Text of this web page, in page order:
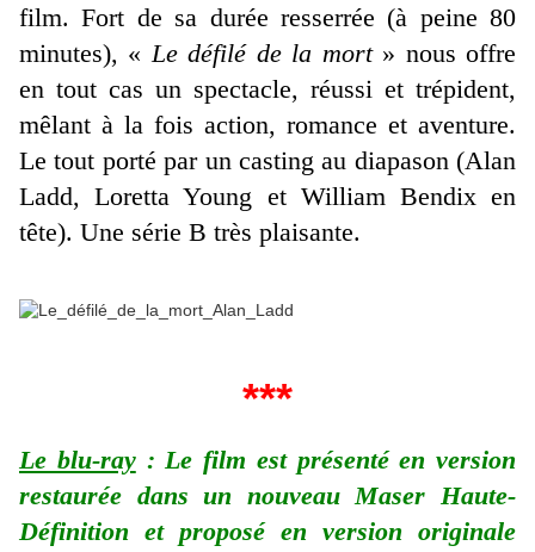
film. Fort de sa durée resserrée (à peine 80
minutes), «Le défilé de la mort» nous offre
en tout cas un spectacle, réussi et trépident,
mêlant à la fois action, romance et aventure.
Le tout porté par un casting au diapason (Alan
Ladd, Loretta Young et William Bendix en
tête). Une série B très plaisante.
***
Le blu-ray: Le film est présenté en version
restaurée dans un nouveau Maser Haute-
Définition et proposé en version originale